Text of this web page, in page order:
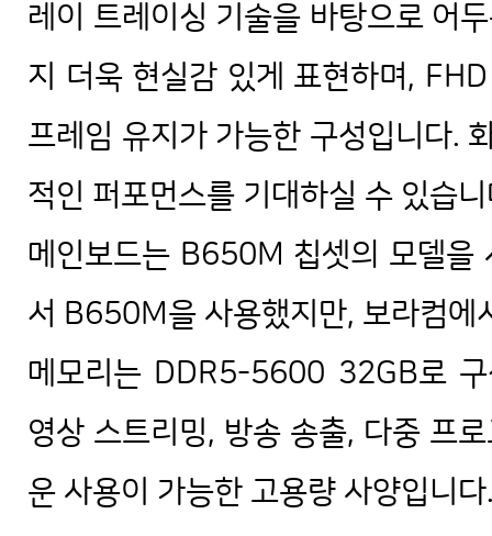
레이 트레이싱 기술을 바탕으로 어
지 더욱 현실감 있게 표현하며,
프레임 유지가 가능한 구성입니다.
적인 퍼포먼스를 기대하실 수 있습
메인보드는 B650M 칩셋의 모델을
서 B650M을 사용했지만, 보라컴
메모리는 DDR5-5600 32GB로 구
영상 스트리밍, 방송 송출, 다중 프
운 사용이 가능한 고용량 사양입니